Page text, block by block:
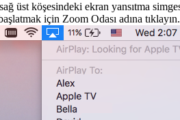
üst köşesindeki ekran yansıtma
için Zoom Odası adına tıklayın.